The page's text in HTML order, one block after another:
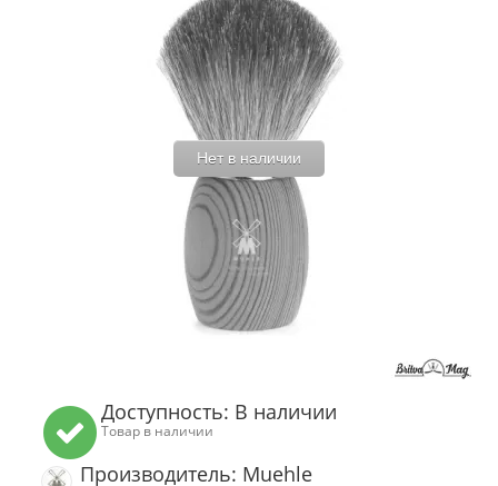
Нет в наличии
Доступность: В наличии
Товар в наличии
Производитель: Muehle